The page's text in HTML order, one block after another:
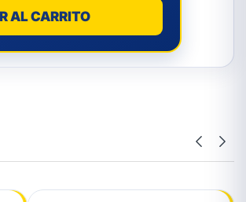
AL CARRITO